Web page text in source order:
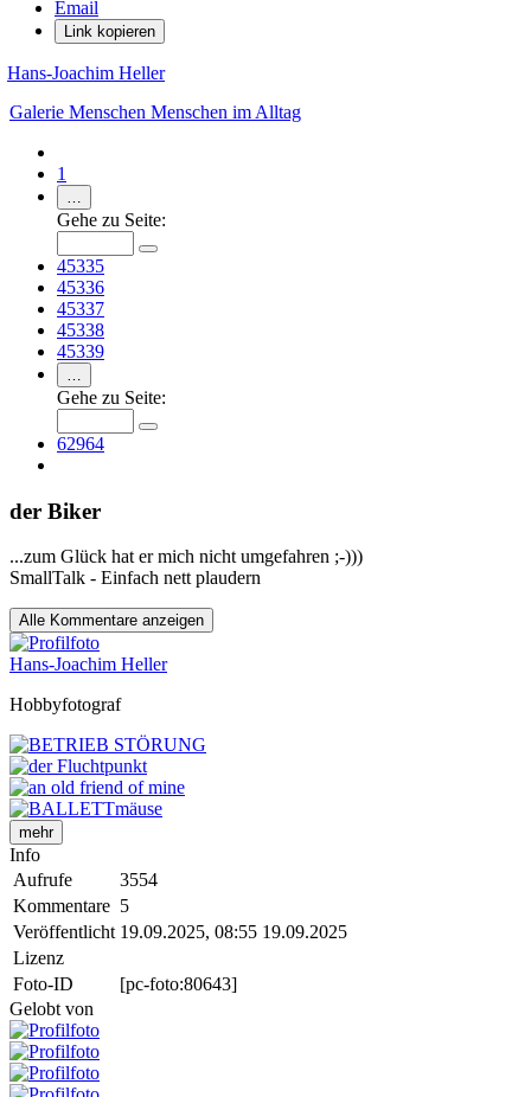
Email
Link kopieren
Hans-Joachim Heller
Galerie Menschen Menschen im Alltag
1
…
Gehe zu Seite:
45335
45336
45337
45338
45339
…
Gehe zu Seite:
62964
der Biker
...zum Glück hat er mich nicht umgefahren ;-)))
SmallTalk - Einfach nett plaudern
Alle Kommentare anzeigen
Hans-Joachim Heller
Hobbyfotograf
mehr
Info
Aufrufe
3554
Kommentare 5
Veröffentlicht 19.09.2025, 08:55 19.09.2025
Lizenz
Foto-ID
[pc-foto:80643]
Gelobt von